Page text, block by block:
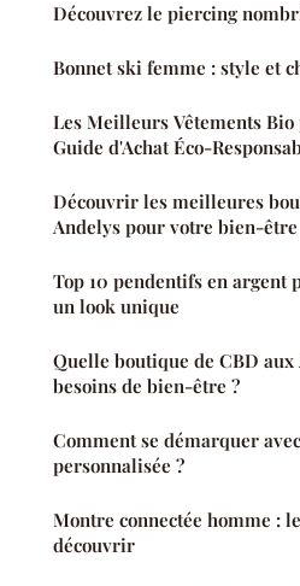
Découvrez le piercing
Bonnet ski femme : style et
Les Meilleurs Vêtements Bio
Guide d'Achat Éco-
Découvrir les meilleures
Andelys pour votre bien-être
Top 10 pendentifs en argent
un look unique
Quelle boutique de CBD
besoins de bien-être ?
Comment se démarquer
personnalisée ?
Montre connectée homme :
découvrir